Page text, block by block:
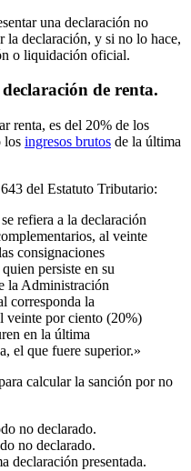
una declaración no
la declaración, y si no lo hace,
o liquidación oficial.
de renta.
renta, es del 20% de los
los ingresos brutos de la última
del Estatuto Tributario:
refiera a la declaración
al veinte
consignaciones
persiste en su
la Administración
corresponda la
veinte por ciento (20%)
en la última
el que fuere superior.»
calcular la sanción por no
no declarado.
no declarado.
declaración presentada.